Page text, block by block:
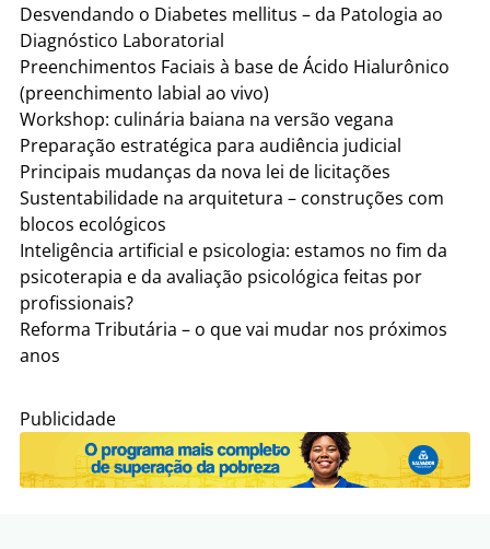
Desvendando o Diabetes mellitus – da Patologia ao
Diagnóstico Laboratorial
Preenchimentos Faciais à base de Ácido Hialurônico
(preenchimento labial ao vivo)
Workshop: culinária baiana na versão vegana
Preparação estratégica para audiência judicial
Principais mudanças da nova lei de licitações
Sustentabilidade na arquitetura – construções com
blocos ecológicos
Inteligência artificial e psicologia: estamos no fim da
psicoterapia e da avaliação psicológica feitas por
profissionais?
Reforma Tributária – o que vai mudar nos próximos
anos
Publicidade